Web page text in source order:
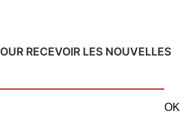
RECEVOIR LES NOUVELLES
OK